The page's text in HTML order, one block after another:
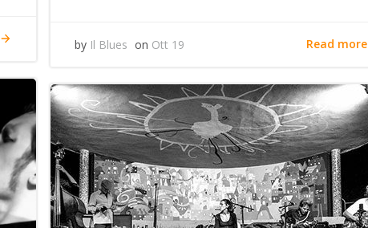
by Il Blues on Ott 19 Read more